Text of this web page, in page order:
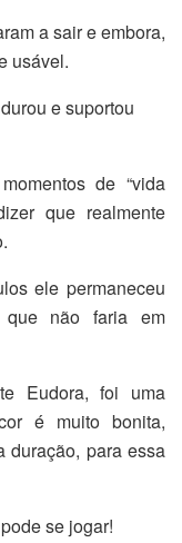
a sair e embora,
usável.
e suportou
de “vida
que realmente
ele permaneceu
não faria em
Eudora, foi uma
é muito bonita,
duração, para essa
se jogar!